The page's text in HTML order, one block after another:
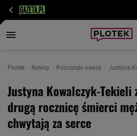
Plotek Newsy Pozostałe newsy Justyna
Justyna Kowalczyk-Tekieli
drugą rocznicę śmierci
chwytają za serce